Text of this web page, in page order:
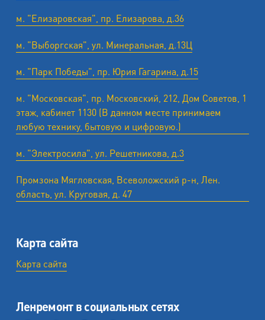
м. "Елизаровская", пр. Елизарова, д.36
м. "Выборгская", ул. Минеральная, д.13Ц
м. "Парк Победы", пр. Юрия Гагарина, д.15
м. "Московская", пр. Московский, 212, Дом Советов, 1
этаж, кабинет 1130 (В данном месте принимаем
любую технику, бытовую и цифровую.)
м. "Электросила", ул. Решетникова, д.3
Промзона Мягловская, Всеволожский р-н, Лен.
область, ул. ​Круговая, д. 47
Карта сайта
Карта сайта
Ленремонт в социальных сетях